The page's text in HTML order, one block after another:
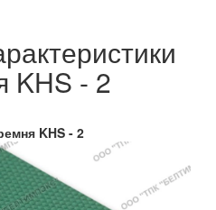
KHS - 2
KHS - 2